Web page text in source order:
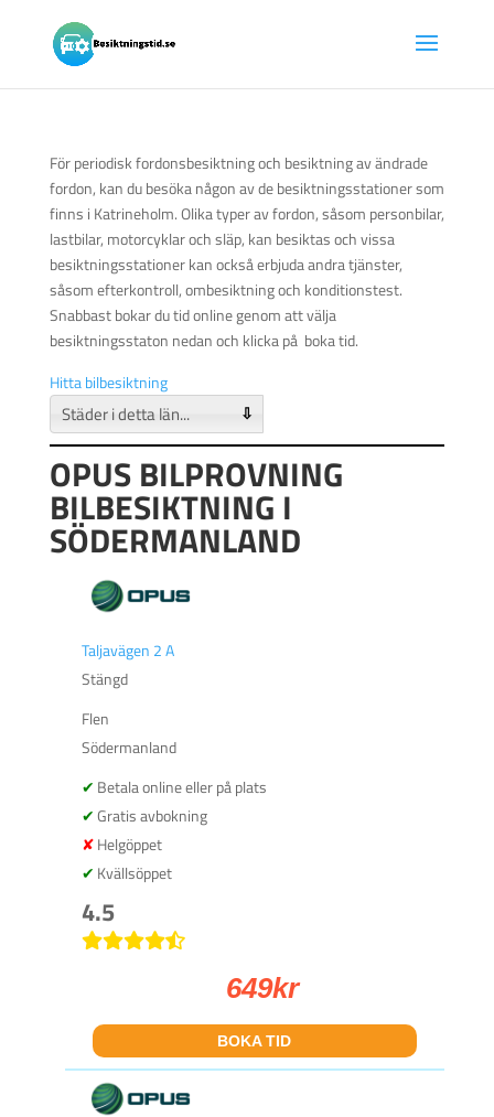
För periodisk fordonsbesiktning och besiktning av ändrade
fordon, kan du besöka någon av de besiktningsstationer som
finns i Katrineholm. Olika typer av fordon, såsom personbilar,
lastbilar, motorcyklar och släp, kan besiktas och vissa
besiktningsstationer kan också erbjuda andra tjänster,
såsom efterkontroll, ombesiktning och konditionstest.
Snabbast bokar du tid online genom att välja
besiktningsstaton nedan och klicka på boka tid.
Hitta bilbesiktning
⇩
OPUS BILPROVNING
BILBESIKTNING I
SÖDERMANLAND
Taljavägen 2 A
Stängd
Flen
Södermanland
Betala online eller på plats
Gratis avbokning
Helgöppet
Kvällsöppet
4.5
649kr
BOKA TID